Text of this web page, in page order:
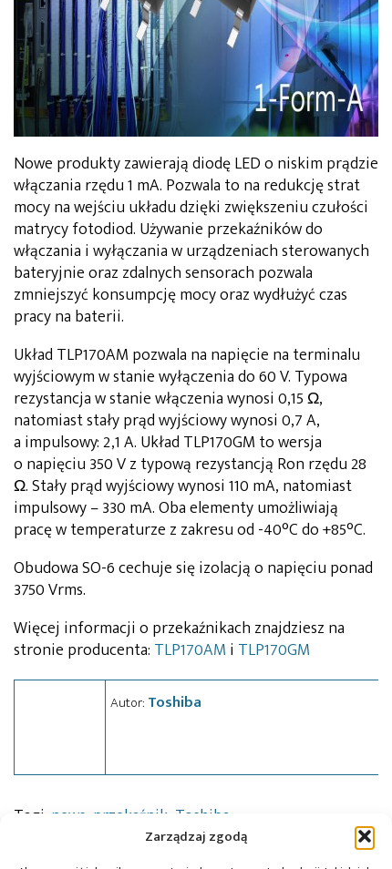
Zarządzaj zgodą
Nowe produkty zawierają diodę LED o niskim prądzie
włączania rzędu 1 mA. Pozwala to na redukcję strat
mocy na wejściu układu dzięki zwiększeniu czułości
matrycy fotodiod. Używanie przekaźników do
włączania i wyłączania w urządzeniach sterowanych
bateryjnie oraz zdalnych sensorach pozwala
zmniejszyć konsumpcję mocy oraz wydłużyć czas
pracy na baterii.
Układ TLP170AM pozwala na napięcie na terminalu
wyjściowym w stanie wyłączenia do 60 V. Typowa
rezystancja w stanie włączenia wynosi 0,15 Ω,
natomiast stały prąd wyjściowy wynosi 0,7 A,
a impulsowy: 2,1 A. Układ TLP170GM to wersja
o napięciu 350 V z typową rezystancją Ron rzędu 28
Ω. Stały prąd wyjściowy wynosi 110 mA, natomiast
impulsowy – 330 mA. Oba elementy umożliwiają
pracę w temperaturze z zakresu od -40°C do +85°C.
Obudowa SO-6 cechuje się izolacją o napięciu ponad
3750 Vrms.
Więcej informacji o przekaźnikach znajdziesz na
stronie producenta: TLP170AM i TLP170GM
Autor: Toshiba
Tagi: news przekaźnik Toshiba